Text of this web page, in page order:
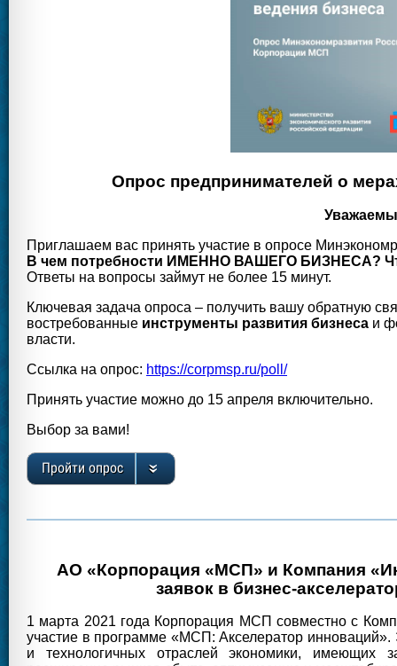
Опрос предпринимателей о
Приглашаем вас принять участие в опросе
В чем потребности ИМЕННО ВАШЕГО БИЗНЕСА?
Ответы на вопросы займут не более 15 минут.
Ключевая задача опроса – получить вашу обратную
востребованные инструменты развития бизнеса и
власти.
Ссылка на опрос: https://corpmsp.ru/poll/
Принять участие можно до 15 апреля включительно.
Выбор за вами!
Пройти опрос
АО «Корпорация «МСП» и Компания
заявок в бизнес-
1 марта 2021 года Корпорация МСП совместно с
участие в программе «МСП: Акселератор
и технологичных отраслей экономики, имеющих